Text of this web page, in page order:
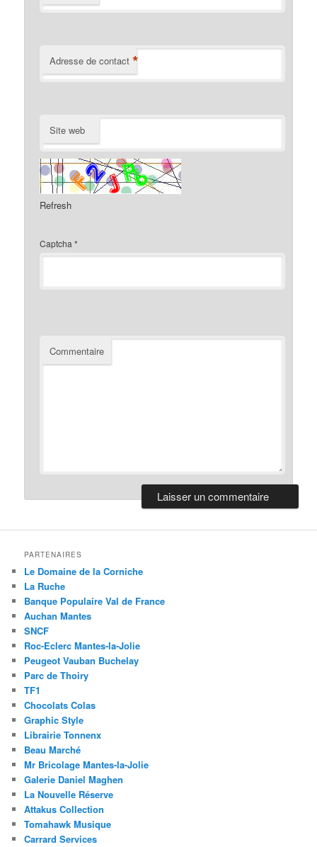
Adresse de contact *
Site web
Refresh
Captcha *
Commentaire
PARTENAIRES
Le Domaine de la Corniche
La Ruche
Banque Populaire Val de France
Auchan Mantes
SNCF
Roc-Eclerc Mantes-la-Jolie
Peugeot Vauban Buchelay
Parc de Thoiry
TF1
Chocolats Colas
Graphic Style
Librairie Tonnenx
Beau Marché
Mr Bricolage Mantes-la-Jolie
Galerie Daniel Maghen
La Nouvelle Réserve
Attakus Collection
Tomahawk Musique
Carrard Services